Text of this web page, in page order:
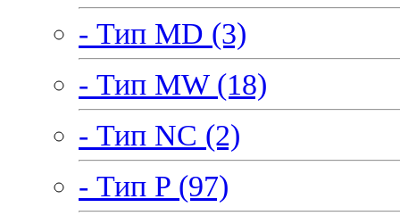
- Тип MD (3)
- Тип MW (18)
- Тип NC (2)
- Тип P (97)